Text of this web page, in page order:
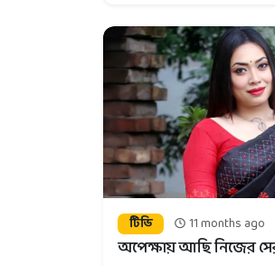
টিভি 11 months ago
অপেক্ষায় আছি নিজের